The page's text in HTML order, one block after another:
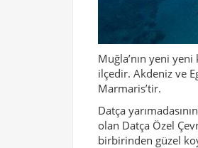
Muğla’nın yeni
ilçedir. Akdeniz ve
Marmaris’tir.
Datça
olan Datça Özel
birbirinden güzel